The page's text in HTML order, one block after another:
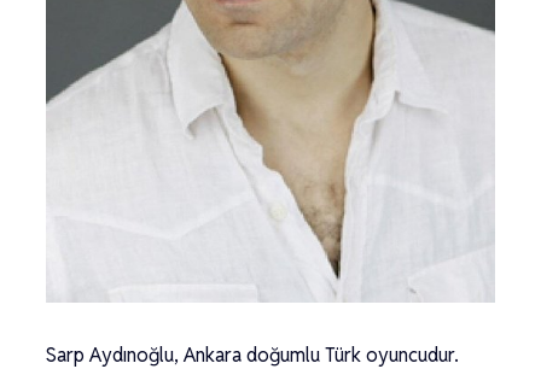
Sarp Aydınoğlu, Ankara doğumlu Türk oyuncudur.